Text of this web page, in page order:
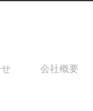
会社概要